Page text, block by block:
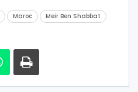
Maroc
Meir Ben Shabbat